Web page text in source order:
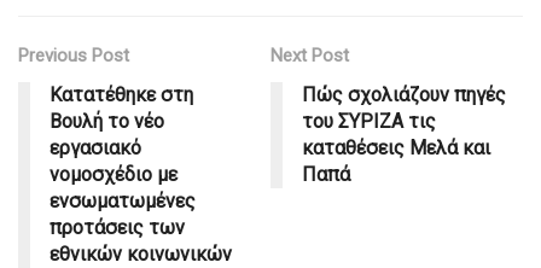
Previous Post
Κατατέθηκε στη
Βουλή το νέο
εργασιακό
νομοσχέδιο με
ενσωματωμένες
προτάσεις των
εθνικών κοινωνικών
Next Post
Πώς σχολιάζουν πηγές
του ΣΥΡΙΖΑ τις
καταθέσεις Μελά και
Παπά